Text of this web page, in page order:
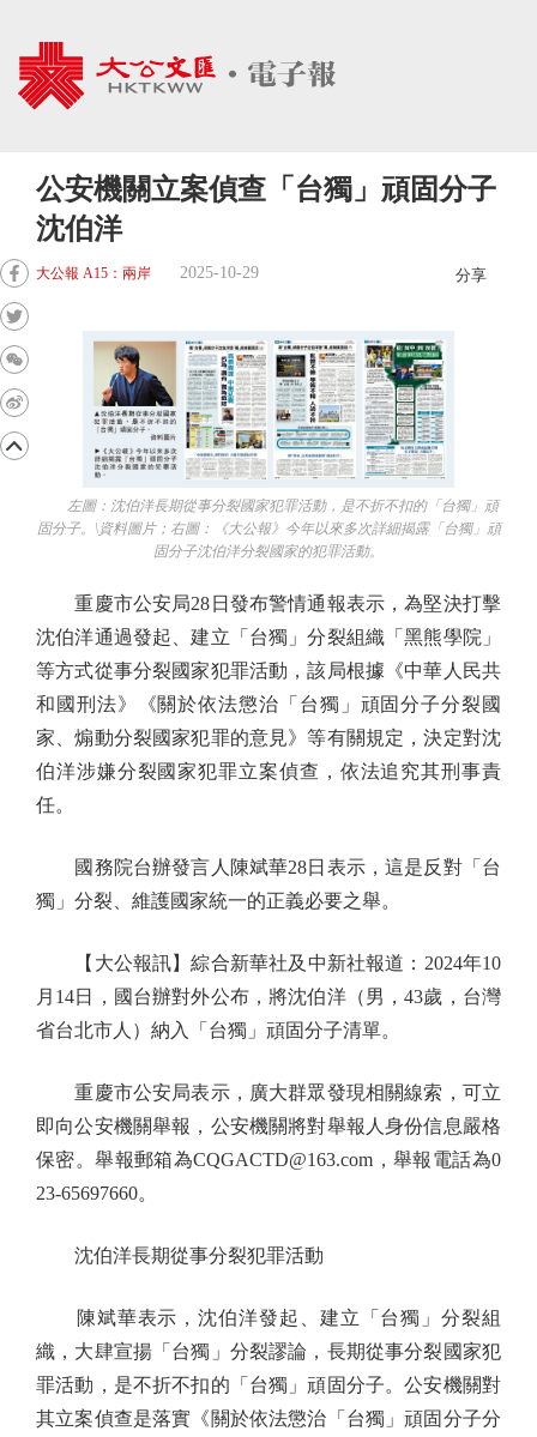
公安機關立案偵查「台獨」頑固分子
沈伯洋
大公報 A15：兩岸 2025-10-29 分享
左圖：沈伯洋長期從事分裂國家犯罪活動，是不折不扣的「台獨」頑
固分子。\資料圖片；右圖：《大公報》今年以來多次詳細揭露「台獨」頑
固分子沈伯洋分裂國家的犯罪活動。
重慶市公安局28日發布警情通報表示，為堅決打擊
沈伯洋通過發起、建立「台獨」分裂組織「黑熊學院」
等方式從事分裂國家犯罪活動，該局根據《中華人民共
和國刑法》《關於依法懲治「台獨」頑固分子分裂國
家、煽動分裂國家犯罪的意見》等有關規定，決定對沈
伯洋涉嫌分裂國家犯罪立案偵查，依法追究其刑事責
任。
國務院台辦發言人陳斌華28日表示，這是反對「台
獨」分裂、維護國家統一的正義必要之舉。
【大公報訊】綜合新華社及中新社報道：2024年10
月14日，國台辦對外公布，將沈伯洋（男，43歲，台灣
省台北市人）納入「台獨」頑固分子清單。
重慶市公安局表示，廣大群眾發現相關線索，可立
即向公安機關舉報，公安機關將對舉報人身份信息嚴格
保密。舉報郵箱為CQGACTD@163.com，舉報電話為0
23-65697660。
沈伯洋長期從事分裂犯罪活動
陳斌華表示，沈伯洋發起、建立「台獨」分裂組
織，大肆宣揚「台獨」分裂謬論，長期從事分裂國家犯
罪活動，是不折不扣的「台獨」頑固分子。公安機關對
其立案偵查是落實《關於依法懲治「台獨」頑固分子分